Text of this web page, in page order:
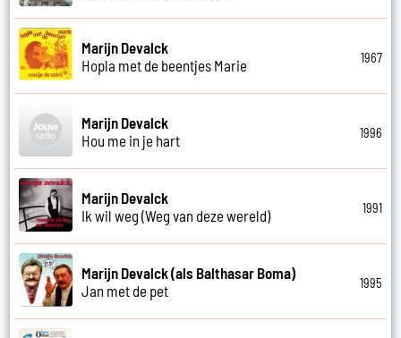
Marijn Devalck
Hopla met de beentjes Marie
1967
Marijn Devalck
Hou me in je hart
1996
Marijn Devalck
Ik wil weg (Weg van deze wereld)
1991
Marijn Devalck (als Balthasar Boma)
Jan met de pet
1995